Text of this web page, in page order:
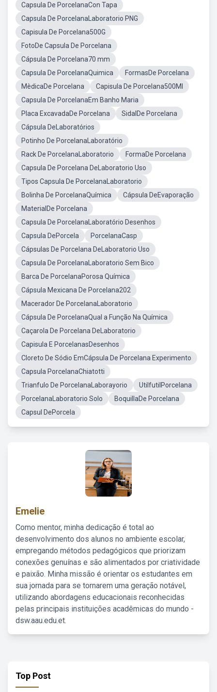
Capsula De PorcelanaCon Tapa
Capsula De PorcelanaLaboratorio PNG
Capisula De Porcelana500G
FotoDe Capsula De Porcelana
Cápsula De Porcelana70 mm
Capsula De PorcelanaQuimica
FormasDe Porcelana
MèdicaDe Porcelana
Capisula De Porcelana500Ml
Capsula De PorcelanaEm Banho Maria
Placa ExcavadaDe Porcelana
SidalDe Porcelana
Cápsula DeLaboratórios
Potinho De PorcelanaLaboratório
Rack De PorcelanaLaboratorio
FormaDe Porcelana
Capsula De Porcelana DeLaboratorio Uso
Tipos Capsula De PorcelanaLaboratorio
Bolinha De PorcelanaQuímica
Cápsula DeEvaporação
MaterialDe Porcelana
Capsula De PorcelanaLaboratório Desenhos
Capsula DePorcela
PorcelanaCasp
Cápsulas De Porcelana DeLaboratorio Uso
Capsula De PorcelanaLaboratorio Sem Bico
Barca De PorcelanaPorosa Química
Cápsula Mexicana De Porcelana202
Macerador De PorcelanaLaboratorio
Cápsula De PorcelanaQual a Função Na Química
Caçarola De Porcelana DeLaboratorio
Capisula E PorcelanasDesenhos
Cloreto De Sódio EmCápsula De Porcelana Experimento
Capsula PorcelanaChiatotti
Trianfulo De PorcelanaLaborayorio
UtilfutilPorcelana
PorcelanaLaboratorio Solo
BoquillaDe Porcelana
Capsul DePorcela
Emelie
Como mentor, minha dedicação é total ao
desenvolvimento dos alunos no ambiente escolar,
empregando métodos pedagógicos que priorizam
conexões genuínas e são alimentados por criatividade
e paixão. Minha missão é orientar os estudantes em
sua jornada para se tornarem uma geração notável,
utilizando abordagens educacionais reconhecidas
pelas principais instituições acadêmicas do mundo -
dsw.aau.edu.et.
Top Post